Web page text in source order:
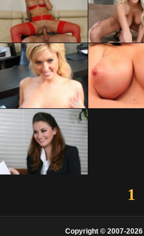
1
Copyright © 2007-2026